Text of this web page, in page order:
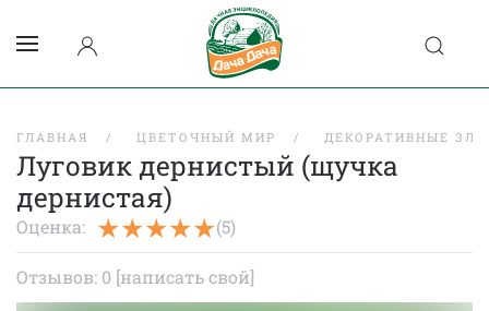
ГЛАВНАЯ ЦВЕТОЧНЫЙ МИР ДЕКОРАТИВНЫЕ
Луговик дернистый (щучка
дернистая)
Оценка: (5)
Отзывов: 0 [написать свой]